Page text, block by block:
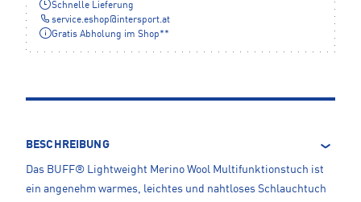
Schnelle Lieferung
service.eshop@intersport.at
Gratis Abholung im Shop**
BESCHREIBUNG
Das BUFF® Lightweight Merino Wool Multifunktionstuch ist
ein angenehm warmes, leichtes und nahtloses Schlauchtuch